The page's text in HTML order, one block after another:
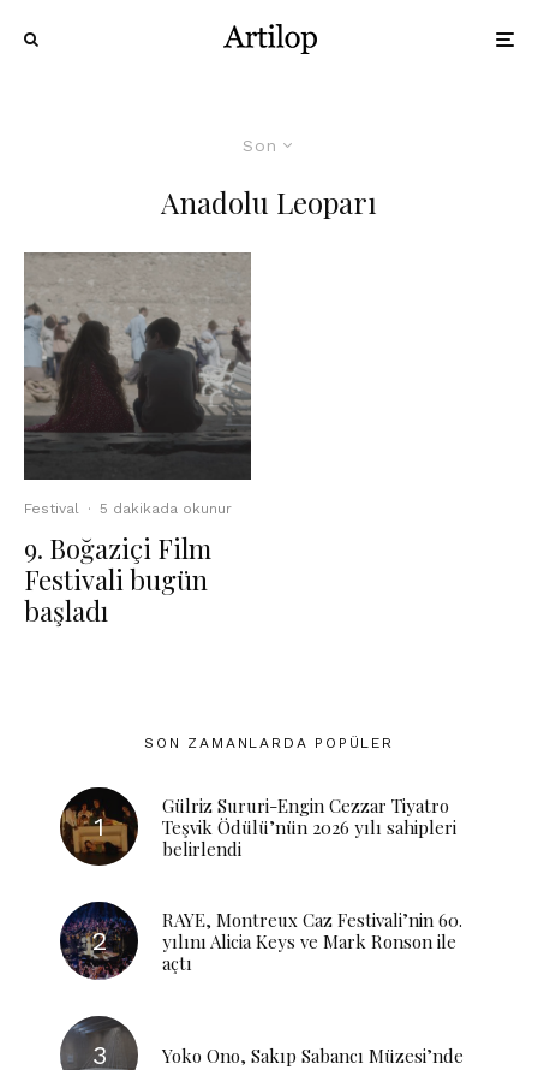
Son
Anadolu Leoparı
Festival · 5 dakikada okunur
9. Boğaziçi Film
Festivali bugün
başladı
SON ZAMANLARDA POPÜLER
Gülriz Sururi-Engin Cezzar Tiyatro
Teşvik Ödülü’nün 2026 yılı sahipleri
belirlendi
RAYE, Montreux Caz Festivali’nin 60.
yılını Alicia Keys ve Mark Ronson ile
açtı
Yoko Ono, Sakıp Sabancı Müzesi’nde